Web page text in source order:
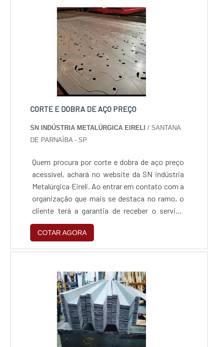
de anomalia ou deformação.
CORTE E DOBRA DE AÇO PREÇO
SN INDÚSTRIA METALÚRGICA EIRELI / SANTANA
DE PARNAÍBA - SP
Quem procura por corte e dobra de aço preço
acessível, achará no website da SN indústria
Metalúrgica Eireli. Ao entrar em contato com a
organização que mais se destaca no ramo, o
cliente terá a garantia de receber o serviço
adequado para cada necessidade, além de
contar com o suporte de uma equipe pronta
para sanar qualquer dúvida.Quando o tema é
indústria Metalúrgica Eireli o cliente obterá
assertividade e um design completo de
projetos, do planejamento ao
acabamento.ALGUNS DETALHES SOBRE
CORTE E DOBRA DE AÇO PREÇO ACESSÍVELA
SN indústria Metalúrgica Eireli foca sua
estratégia em oferecer aos parceiros uma
COTAR AGORA